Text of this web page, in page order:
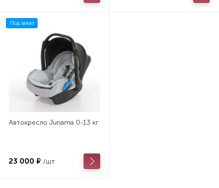
Под заказ
Автокресло Junama 0-13 кг
23 000 ₽ /шт